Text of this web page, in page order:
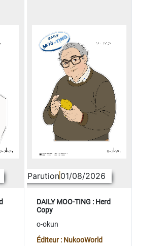
Parution01/08/2026
DAILY MOO-TING : Herd
Copy
o-okun
Éditeur : NukooWorld